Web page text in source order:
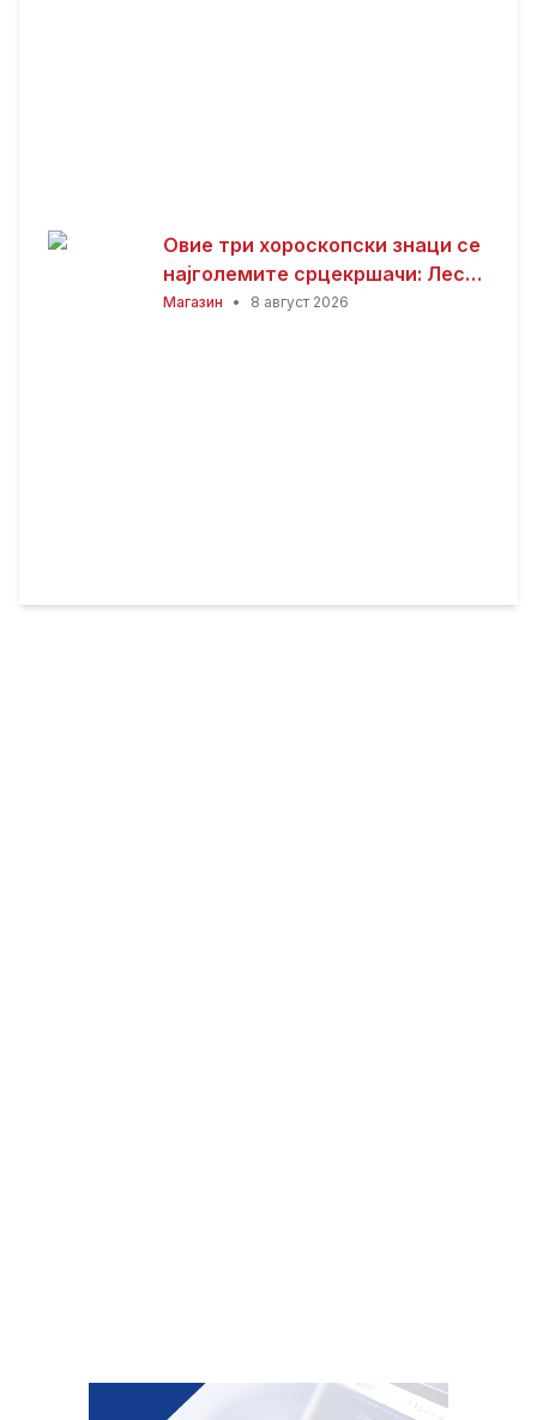
Овие три хороскопски знаци се
најголемите срцекршачи: Лесно
привлекуваат внимание, но
Магазин • 8 август 2026